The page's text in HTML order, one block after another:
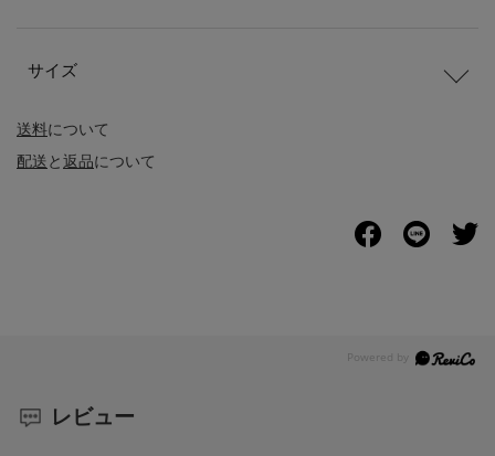
送料について
配送と返品について
サイズ
レビュー